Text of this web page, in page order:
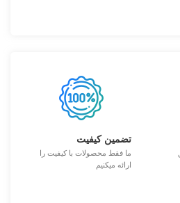
تضمین کیفیت
ما فقط محصولات با کیفیت را
ارائه میکنیم